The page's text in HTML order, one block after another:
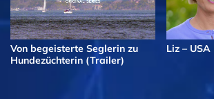
Von begeisterte Seglerin zu
Hundezüchterin (Trailer)
Liz – USA